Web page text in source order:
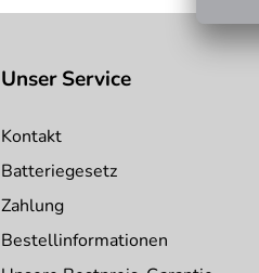
Unser Service
Kontakt
Batteriegesetz
Zahlung
Bestellinformationen